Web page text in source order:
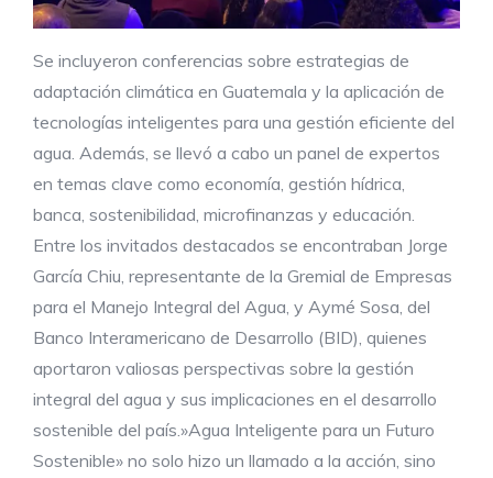
Se incluyeron conferencias sobre estrategias de
adaptación climática en Guatemala y la aplicación de
tecnologías inteligentes para una gestión eficiente del
agua. Además, se llevó a cabo un panel de expertos
en temas clave como economía, gestión hídrica,
banca, sostenibilidad, microfinanzas y educación.
Entre los invitados destacados se encontraban Jorge
García Chiu, representante de la Gremial de Empresas
para el Manejo Integral del Agua, y Aymé Sosa, del
Banco Interamericano de Desarrollo (BID), quienes
aportaron valiosas perspectivas sobre la gestión
integral del agua y sus implicaciones en el desarrollo
sostenible del país.»Agua Inteligente para un Futuro
Sostenible» no solo hizo un llamado a la acción, sino